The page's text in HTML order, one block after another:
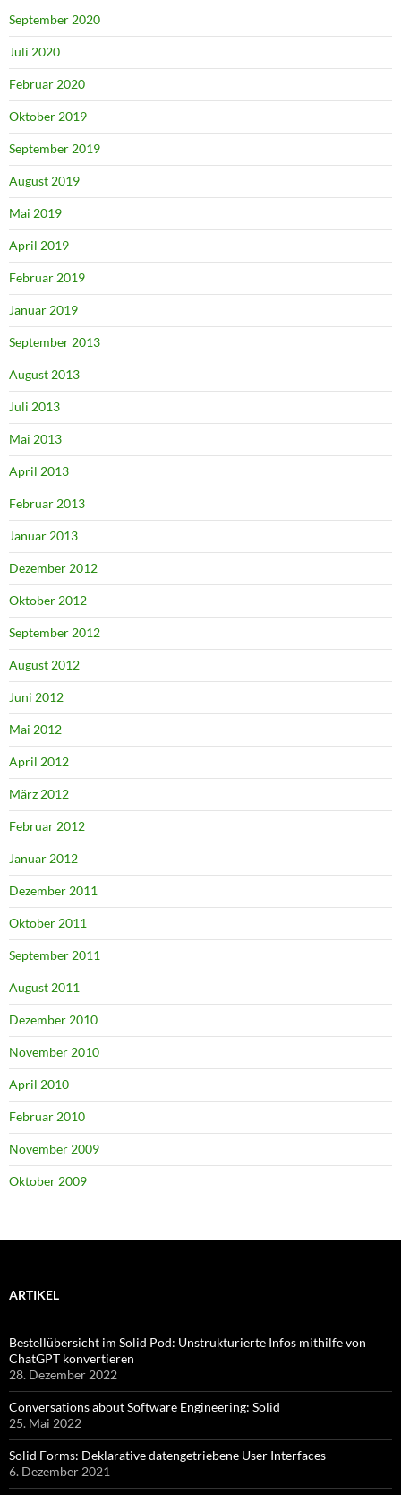
September 2020
Juli 2020
Februar 2020
Oktober 2019
September 2019
August 2019
Mai 2019
April 2019
Februar 2019
Januar 2019
September 2013
August 2013
Juli 2013
Mai 2013
April 2013
Februar 2013
Januar 2013
Dezember 2012
Oktober 2012
September 2012
August 2012
Juni 2012
Mai 2012
April 2012
März 2012
Februar 2012
Januar 2012
Dezember 2011
Oktober 2011
September 2011
August 2011
Dezember 2010
November 2010
April 2010
Februar 2010
November 2009
Oktober 2009
ARTIKEL
Bestellübersicht im Solid Pod: Unstrukturierte Infos mithilfe von
ChatGPT konvertieren
28. Dezember 2022
Conversations about Software Engineering: Solid
25. Mai 2022
Solid Forms: Deklarative datengetriebene User Interfaces
6. Dezember 2021